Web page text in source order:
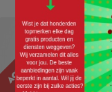
ACTIE AFGELOPEN